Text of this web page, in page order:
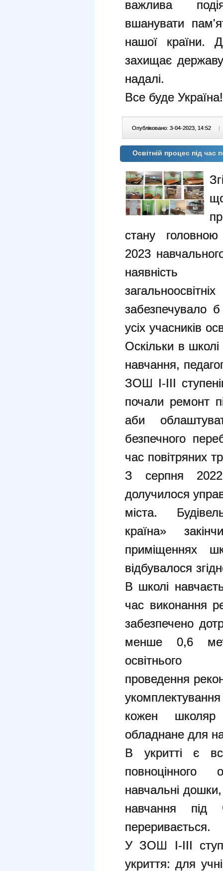
важлива
вшанувати
нашої країни.
захищає
надалі.
Все буде Україна!
Опубліковано: 3-04-2023, 14:52 |
Освітній процес під
стану
2023
забезпечувало
усіх учасників
Оскільки в
навчання,
ЗОШ І-ІІІ
почали ремонт
аби
безпечного
час повітряних
З серпня
долучилося
міста.
країна»
приміщеннях
відбувалося
В школі
час виконання
забезпечено
менше 0,6
проведення
кожен школяр
обладнане для
В укритті є
повноцінного
навчальні
навчання під
переривається.
У ЗОШ І-ІІІ
укриття: для